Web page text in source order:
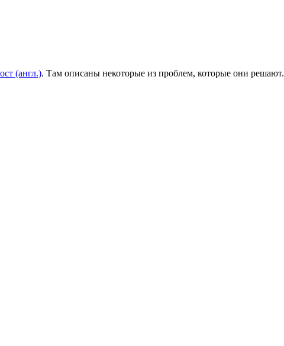
(англ.). Там описаны некоторые из проблем, которые они решают.